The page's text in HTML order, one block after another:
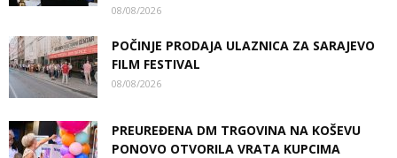
08/08/2026
POČINJE PRODAJA ULAZNICA ZA SARAJEVO
FILM FESTIVAL
08/08/2026
PREUREĐENA DM TRGOVINA NA KOŠEVU
PONOVO OTVORILA VRATA KUPCIMA